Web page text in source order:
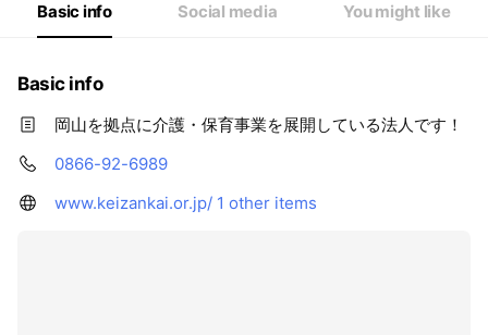
Basic info Social media You might like
Basic info
岡山を拠点に介護・保育事業を展開している法人です！
0866-92-6989
www.keizankai.or.jp/ 1 other items